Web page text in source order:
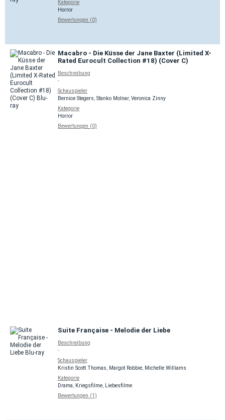
Kategorie
Horror
Bewertungen (0)
Macabro - Die Küsse der Jane Baxter (Limited X-
Rated Eurocult Collection #18) (Cover C)
Beschreibung
-
Schauspieler
Bernice Stegers Stanko Molnar, Veronica Zinny
Kategorie
Horror
Bewertungen (0)
Suite Française - Melodie der Liebe
Beschreibung
-
Schauspieler
Kristin Scott Thomas
Margot Robbie
Michelle Williams
Kategorie
Drama
Kriegsfilme
Liebesfilme
Bewertungen (1)